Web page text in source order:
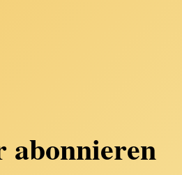
abonnieren